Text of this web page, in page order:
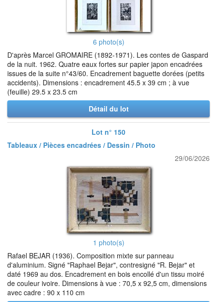
6 photo(s)
D'après Marcel GROMAIRE (1892-1971). Les contes de Gaspard
de la nuit. 1962. Quatre eaux fortes sur papier japon encadrées
issues de la suite n°43/60. Encadrement baguette dorées (petits
accidents). Dimensions : encadrement 45.5 x 39 cm ; à vue
(feuille) 29.5 x 23.5 cm
Détail du lot
Lot n° 150
Tableaux / Pièces encadrées / Dessin / Photo
29/06/2026
1 photo(s)
Rafael BEJAR (1936). Composition mixte sur panneau
d'aluminium. Signé "Raphael Bejar", contresigné "R. Bejar" et
daté 1969 au dos. Encadrement en bois encollé d'un tissu moiré
de couleur ivoire. Dimensions à vue : 70,5 x 92,5 cm, dimensions
avec cadre : 90 x 110 cm